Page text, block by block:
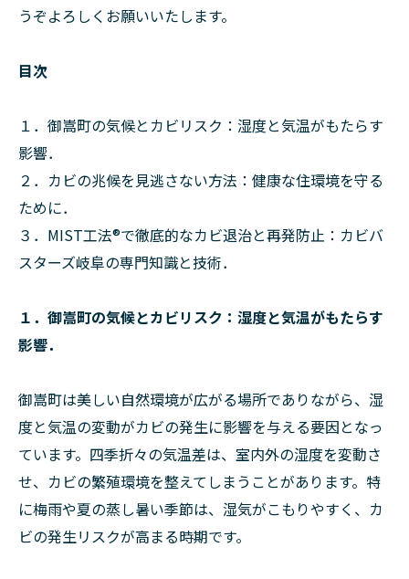
うぞよろしくお願いいたします。
目次
１．御嵩町の気候とカビリスク：湿度と気温がもたらす
影響．
２．カビの兆候を見逃さない方法：健康な住環境を守る
ために．
３．MIST工法®で徹底的なカビ退治と再発防止：カビバ
スターズ岐阜の専門知識と技術．
１．御嵩町の気候とカビリスク：湿度と気温がもたらす
影響．
御嵩町は美しい自然環境が広がる場所でありながら、湿
度と気温の変動がカビの発生に影響を与える要因となっ
ています。四季折々の気温差は、室内外の湿度を変動さ
せ、カビの繁殖環境を整えてしまうことがあります。特
に梅雨や夏の蒸し暑い季節は、湿気がこもりやすく、カ
ビの発生リスクが高まる時期です。